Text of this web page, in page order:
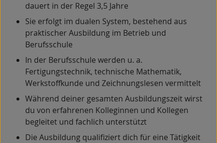
dauert in der Regel 3,5 Jahre
Sie erfolgt im dualen System, bestehend aus
praktischer Ausbildung im Betrieb und
Berufsschule
In der Berufsschule werden u. a.
Fertigungstechnik, technische Mathematik,
Werkstoffkunde und Zeichnungslesen vermittelt
Während deiner gesamten Ausbildungszeit wirst
du von erfahrenen Kolleginnen und Kollegen
begleitet und fachlich unterstützt
Die Ausbildung qualifiziert dich für eine Tätigkeit